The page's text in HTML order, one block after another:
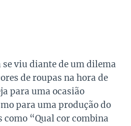
se viu diante de um dilema
de roupas na hora de
para uma ocasião
para uma produção do
como “Qual cor combina